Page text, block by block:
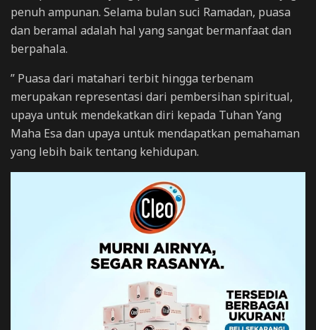
penuh ampunan. Selama bulan suci Ramadan, puasa
dan beramal adalah hal yang sangat bermanfaat dan
berpahala.
” Puasa dari matahari terbit hingga terbenam
merupakan representasi dari pembersihan spiritual,
upaya untuk mendekatkan diri kepada Tuhan Yang
Maha Esa dan upaya untuk mendapatkan pemahaman
yang lebih baik tentang kehidupan.